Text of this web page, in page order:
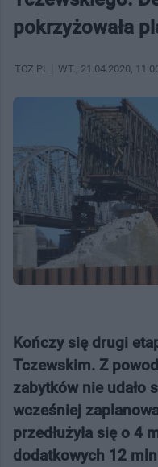
pokrzyżowała
TCZ.PL WT. , 21.04.2020,
Kończy się drugi
Tczewskim. Z
zabytków nie udało
wcześniej
przedłużyła się o 4
dodatkowych 12